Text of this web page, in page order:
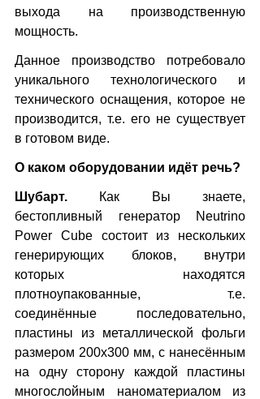
выхода на производственную
мощность.
Данное производство потребовало
уникального технологического и
технического оснащения, которое не
производится, т.е. его не существует
в готовом виде.
О каком оборудовании идёт речь?
Шубарт. Как Вы знаете,
бестопливный генератор Neutrino
Power Cube состоит из нескольких
генерирующих блоков, внутри
которых находятся
плотноупакованные, т.е.
соединённые последовательно,
пластины из металлической фольги
размером 200х300 мм, с нанесённым
на одну сторону каждой пластины
многослойным наноматериалом из